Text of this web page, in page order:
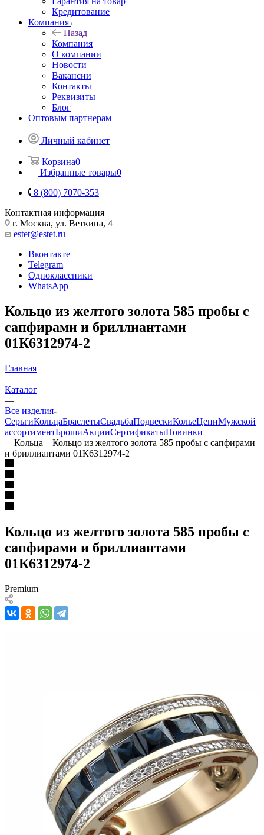
Кредитование
Компания
Назад
Компания
О компании
Новости
Вакансии
Контакты
Реквизиты
Блог
Оптовым партнерам
Личный кабинет
Корзина0
Избранные товары0
8 (800) 7070-353
Контактная информация
г. Москва, ул. Веткина, 4
estet@estet.ru
Вконтакте
Telegram
Одноклассники
WhatsApp
Кольцо из желтого золота 585 пробы с
сапфирами и бриллиантами
01К6312974-2
Главная
—
Каталог
—
Все изделия
СерьгиКольцаБраслетыСвадьбаПодвескиКольеЦепиМужской
ассортиментБрошиАкцииСертификатыНовинки
—Кольца—Кольцо из желтого золота 585 пробы с сапфирами
и бриллиантами 01К6312974-2
Кольцо из желтого золота 585 пробы с
сапфирами и бриллиантами
01К6312974-2
Premium